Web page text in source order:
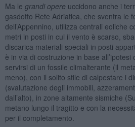
Ma le grandi opere uccidono anche i
gasdotto Rete Adriatica, che sventra le
dell’Appennino, utilizza centrali eoliche
metri in posti in cui il vento è scarso,
discarica materiali speciali in posti
è in via di costruzione in base
servirsi di un fossile climalterante (il
meno), con il solito stile di calpestare i
(svalutazione degli immobili,
dall’alto), in zone altamente sismiche
metano lungo il tragitto e con la
per il completamento.